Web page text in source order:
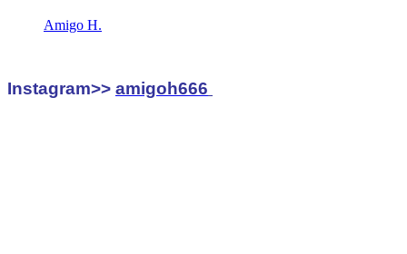
Amigo H.
Instagram>> amigoh666